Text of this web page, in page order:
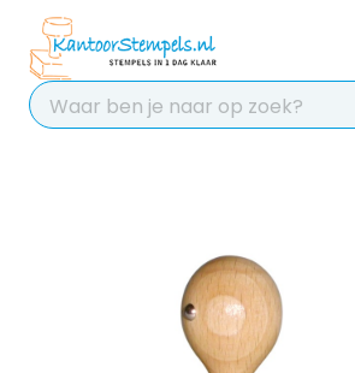
Chat 24/7 met onze
voor hulp
Contact